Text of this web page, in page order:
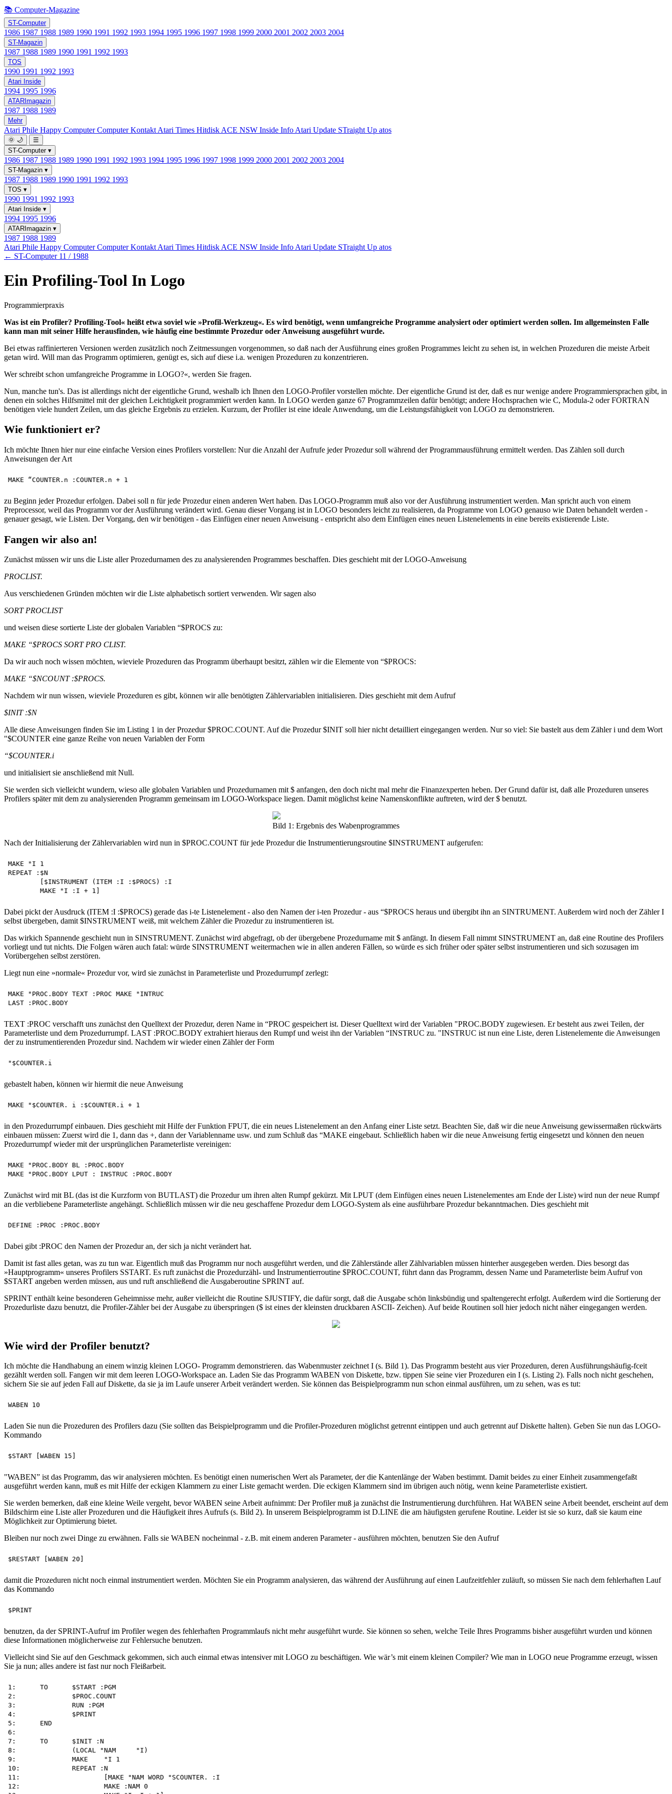
📚 Computer-Magazine
ST-Computer
1986 1987 1988 1989 1990 1991 1992 1993 1994 1995 1996 1997 1998 1999 2000 2001 2002 2003 2004
ST-Magazin
1987 1988 1989 1990 1991 1992 1993
TOS
1990 1991 1992 1993
Atari Inside
1994 1995 1996
ATARImagazin
1987 1988 1989
Mehr
Atari Phile Happy ComputerComputer Kontakt Atari Times Hitdisk ACE NSW Inside Info Atari Update STraight Up atos
🌞 🌙
☰
ST-Computer ▾
1986 1987 1988 1989 1990 1991 1992 1993 1994 1995 1996 1997 1998 1999 2000 2001 2002 2003 2004
ST-Magazin ▾
1987 1988 1989 1990 1991 1992 1993
TOS ▾
1990 1991 1992 1993
Atari Inside ▾
1994 1995 1996
ATARImagazin ▾
1987 1988 1989
Atari Phile Happy ComputerComputer Kontakt Atari Times Hitdisk ACE NSW Inside Info Atari Update STraight Up atos
← ST-Computer 11 / 1988
Ein Profiling-Tool In Logo
Programmierpraxis
Was ist ein Profiler? Profiling-Tool« heißt etwa soviel wie »Profil-Werkzeug«. Es wird benötigt, wenn umfangreiche Programme analysiert oder optimiert werden sollen. Im allgemeinsten Falle
kann man mit seiner Hilfe herausfinden, wie häufig eine bestimmte Prozedur oder Anweisung ausgeführt wurde.
Bei etwas raffinierteren Versionen werden zusätzlich noch Zeitmessungen vorgenommen, so daß nach der Ausführung eines großen Programmes leicht zu sehen ist, in welchen Prozeduren die meiste Arbeit
getan wird. Will man das Programm optimieren, genügt es, sich auf diese i.a. wenigen Prozeduren zu konzentrieren.
Wer schreibt schon umfangreiche Programme in LOGO?«, werden Sie fragen.
Nun, manche tun's. Das ist allerdings nicht der eigentliche Grund, weshalb ich Ihnen den LOGO-Profiler vorstellen möchte. Der eigentliche Grund ist der, daß es nur wenige andere Programmiersprachen gibt, in
denen ein solches Hilfsmittel mit der gleichen Leichtigkeit programmiert werden kann. In LOGO werden ganze 67 Programmzeilen dafür benötigt; andere Hochsprachen wie C, Modula-2 oder FORTRAN
benötigen viele hundert Zeilen, um das gleiche Ergebnis zu erzielen. Kurzum, der Profiler ist eine ideale Anwendung, um die Leistungsfähigkeit von LOGO zu demonstrieren.
Wie funktioniert er?
Ich möchte Ihnen hier nur eine einfache Version eines Profilers vorstellen: Nur die Anzahl der Aufrufe jeder Prozedur soll während der Programmausführung ermittelt werden. Das Zählen soll durch
Anweisungen der Art
zu Beginn jeder Prozedur erfolgen. Dabei soll n für jede Prozedur einen anderen Wert haben. Das LOGO-Programm muß also vor der Ausführung instrumentiert werden. Man spricht auch von einem
Preprocessor, weil das Programm vor der Ausführung verändert wird. Genau dieser Vorgang ist in LOGO besonders leicht zu realisieren, da Programme von LOGO genauso wie Daten behandelt werden -
genauer gesagt, wie Listen. Der Vorgang, den wir benötigen - das Einfügen einer neuen Anweisung - entspricht also dem Einfügen eines neuen Listenelements in eine bereits existierende Liste.
Fangen wir also an!
Zunächst müssen wir uns die Liste aller Prozedurnamen des zu analysierenden Programmes beschaffen. Dies geschieht mit der LOGO-Anweisung
PROCLIST.
Aus verschiedenen Gründen möchten wir die Liste alphabetisch sortiert verwenden. Wir sagen also
SORT PROCLIST
und weisen diese sortierte Liste der globalen Variablen “$PROCS zu:
MAKE “$PROCS SORT PRO CLIST.
Da wir auch noch wissen möchten, wieviele Prozeduren das Programm überhaupt besitzt, zählen wir die Elemente von “$PROCS:
MAKE “$NCOUNT :$PROCS.
Nachdem wir nun wissen, wieviele Prozeduren es gibt, können wir alle benötigten Zählervariablen initialisieren. Dies geschieht mit dem Aufruf
$INIT :$N
Alle diese Anweisungen finden Sie im Listing 1 in der Prozedur $PROC.COUNT. Auf die Prozedur $INIT soll hier nicht detailliert eingegangen werden. Nur so viel: Sie bastelt aus dem Zähler i und dem Wort
"$COUNTER eine ganze Reihe von neuen Variablen der Form
“$COUNTER.i
und initialisiert sie anschließend mit Null.
Sie werden sich vielleicht wundern, wieso alle globalen Variablen und Prozedurnamen mit $ anfangen, den doch nicht mal mehr die Finanzexperten heben. Der Grund dafür ist, daß alle Prozeduren unseres
Profilers später mit dem zu analysierenden Programm gemeinsam im LOGO-Workspace liegen. Damit möglichst keine Namenskonflikte auftreten, wird der $ benutzt.
Bild 1: Ergebnis des Wabenprogrammes
Nach der Initialisierung der Zählervariablen wird nun in $PROC.COUNT für jede Prozedur die Instrumentierungsroutine $INSTRUMENT aufgerufen:
MAKE "I 1
REPEAT :$N
Dabei pickt der Ausdruck (ITEM :I :$PROCS) gerade das i-te Listenelement - also den Namen der i-ten Prozedur - aus “$PROCS heraus und übergibt ihn an SINTRUMENT. Außerdem wird noch der Zähler I
selbst übergeben, damit $INSTRUMENT weiß, mit welchem Zähler die Prozedur zu instrumentieren ist.
Das wirkich Spannende geschieht nun in SINSTRUMENT. Zunächst wird abgefragt, ob der übergebene Prozedurname mit $ anfängt. In diesem Fall nimmt SINSTRUMENT an, daß eine Routine des Profilers
vorliegt und tut nichts. Die Folgen wären auch fatal: würde SINSTRUMENT weitermachen wie in allen anderen Fällen, so würde es sich früher oder später selbst instrumentieren und sich sozusagen im
Vorübergehen selbst zerstören.
Liegt nun eine »normale« Prozedur vor, wird sie zunächst in Parameterliste und Prozedurrumpf zerlegt:
MAKE "PROC.BODY TEXT :PROC MAKE "INTRUC
TEXT :PROC verschafft uns zunächst den Quelltext der Prozedur, deren Name in “PROC gespeichert ist. Dieser Quelltext wird der Variablen "PROC.BODY zugewiesen. Er besteht aus zwei Teilen, der
Parameterliste und dem Prozedurrumpf. LAST :PROC.BODY extrahiert hieraus den Rumpf und weist ihn der Variablen “INSTRUC zu. "INSTRUC ist nun eine Liste, deren Listenelemente die Anweisungen
der zu instrumentierenden Prozedur sind. Nachdem wir wieder einen Zähler der Form
gebastelt haben, können wir hiermit die neue Anweisung
in den Prozedurrumpf einbauen. Dies geschieht mit Hilfe der Funktion FPUT, die ein neues Listenelement an den Anfang einer Liste setzt. Beachten Sie, daß wir die neue Anweisung gewissermaßen rückwärts
einbauen müssen: Zuerst wird die 1, dann das +, dann der Variablenname usw. und zum Schluß das “MAKE eingebaut. Schließlich haben wir die neue Anweisung fertig eingesetzt und können den neuen
Prozedurrumpf wieder mit der ursprünglichen Parameterliste vereinigen:
MAKE "PROC.BODY BL :PROC.BODY
Zunächst wird mit BL (das ist die Kurzform von BUTLAST) die Prozedur um ihren alten Rumpf gekürzt. Mit LPUT (dem Einfügen eines neuen Listenelementes am Ende der Liste) wird nun der neue Rumpf
an die verbliebene Parameterliste angehängt. Schließlich müssen wir die neu geschaffene Prozedur dem LOGO-System als eine ausführbare Prozedur bekanntmachen. Dies geschieht mit
Dabei gibt :PROC den Namen der Prozedur an, der sich ja nicht verändert hat.
Damit ist fast alles getan, was zu tun war. Eigentlich muß das Programm nur noch ausgeführt werden, und die Zählerstände aller Zählvariablen müssen hinterher ausgegeben werden. Dies besorgt das
»Hauptprogramm« unseres Profilers SSTART. Es ruft zunächst die Prozedurzähl- und Instrumentierroutine $PROC.COUNT, führt dann das Programm, dessen Name und Parameterliste beim Aufruf von
$START angeben werden müssen, aus und ruft anschließend die Ausgaberoutine SPRINT auf.
SPRINT enthält keine besonderen Geheimnisse mehr, außer vielleicht die Routine SJUSTIFY, die dafür sorgt, daß die Ausgabe schön linksbündig und spaltengerecht erfolgt. Außerdem wird die Sortierung der
Prozedurliste dazu benutzt, die Profiler-Zähler bei der Ausgabe zu überspringen ($ ist eines der kleinsten druckbaren ASCII- Zeichen). Auf beide Routinen soll hier jedoch nicht näher eingegangen werden.
Wie wird der Profiler benutzt?
Ich möchte die Handhabung an einem winzig kleinen LOGO- Programm demonstrieren. das Wabenmuster zeichnet I (s. Bild 1). Das Programm besteht aus vier Prozeduren, deren Ausführungshäufig-fceit
gezählt werden soll. Fangen wir mit dem leeren LOGO-Workspace an. Laden Sie das Programm WABEN von Diskette, bzw. tippen Sie seine vier Prozeduren ein I (s. Listing 2). Falls noch nicht geschehen,
sichern Sie sie auf jeden Fall auf Diskette, da sie ja im Laufe unserer Arbeit verändert werden. Sie können das Beispielprogramm nun schon einmal ausführen, um zu sehen, was es tut:
Laden Sie nun die Prozeduren des Profilers dazu (Sie sollten das Beispielprogramm und die Profiler-Prozeduren möglichst getrennt eintippen und auch getrennt auf Diskette halten). Geben Sie nun das LOGO-
Kommando
"WABEN” ist das Programm, das wir analysieren möchten. Es benötigt einen numerischen Wert als Parameter, der die Kantenlänge der Waben bestimmt. Damit beides zu einer Einheit zusammengefaßt
ausgeführt werden kann, muß es mit Hilfe der eckigen Klammern zu einer Liste gemacht werden. Die eckigen Klammern sind im übrigen auch nötig, wenn keine Parameterliste existiert.
Sie werden bemerken, daß eine kleine Weile vergeht, bevor WABEN seine Arbeit aufnimmt: Der Profiler muß ja zunächst die Instrumentierung durchführen. Hat WABEN seine Arbeit beendet, erscheint auf dem
Bildschirm eine Liste aller Prozeduren und die Häufigkeit ihres Aufrufs (s. Bild 2). In unserem Beispielprogramm ist D.LINE die am häufigsten gerufene Routine. Leider ist sie so kurz, daß sie kaum eine
Möglichkeit zur Optimierung bietet.
Bleiben nur noch zwei Dinge zu erwähnen. Falls sie WABEN nocheinmal - z.B. mit einem anderen Parameter - ausführen möchten, benutzen Sie den Aufruf
damit die Prozeduren nicht noch einmal instrumentiert werden. Möchten Sie ein Programm analysieren, das während der Ausführung auf einen Laufzeitfehler zuläuft, so müssen Sie nach dem fehlerhaften Lauf
das Kommando
benutzen, da der SPRINT-Aufruf im Profiler wegen des fehlerhaften Programmlaufs nicht mehr ausgeführt wurde. Sie können so sehen, welche Teile Ihres Programms bisher ausgeführt wurden und können
diese Informationen möglicherweise zur Fehlersuche benutzen.
Vielleicht sind Sie auf den Geschmack gekommen, sich auch einmal etwas intensiver mit LOGO zu beschäftigen. Wie wär’s mit einem kleinen Compiler? Wie man in LOGO neue Programme erzeugt, wissen
Sie ja nun; alles andere ist fast nur noch Fleißarbeit.
1:	TO	$START :PGM
2:		$PROC.COUNT
3:		RUN :PGM
4:		$PRINT
5:	END
6:
7:	TO	$INIT :N
8:		(LOCAL "NAM	"I)
9:		MAKE	"I 1
10:		REPEAT :N
11:			[MAKE "NAM WORD	"SCOUNTER. :I
12:			MAKE :NAM 0